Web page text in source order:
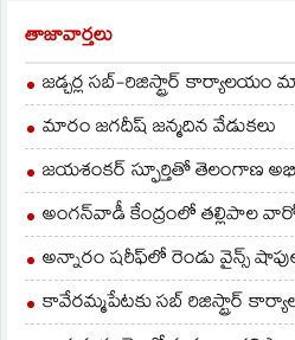
తాజావార్తలు
జడ్చర్ల సబ్-రిజిస్ట్రార్ కార్యాలయం
మారం జగదీష్ జన్మదిన వేడుకలు
జయశంకర్ స్ఫూర్తితో తెలంగాణ
అంగన్‌వాడీ కేంద్రంలో తల్లిపాల
అన్నారం షరీఫ్‌లో రెండు వైన్స్
కావేరమ్మపేటకు సబ్ రిజిస్ట్రార్